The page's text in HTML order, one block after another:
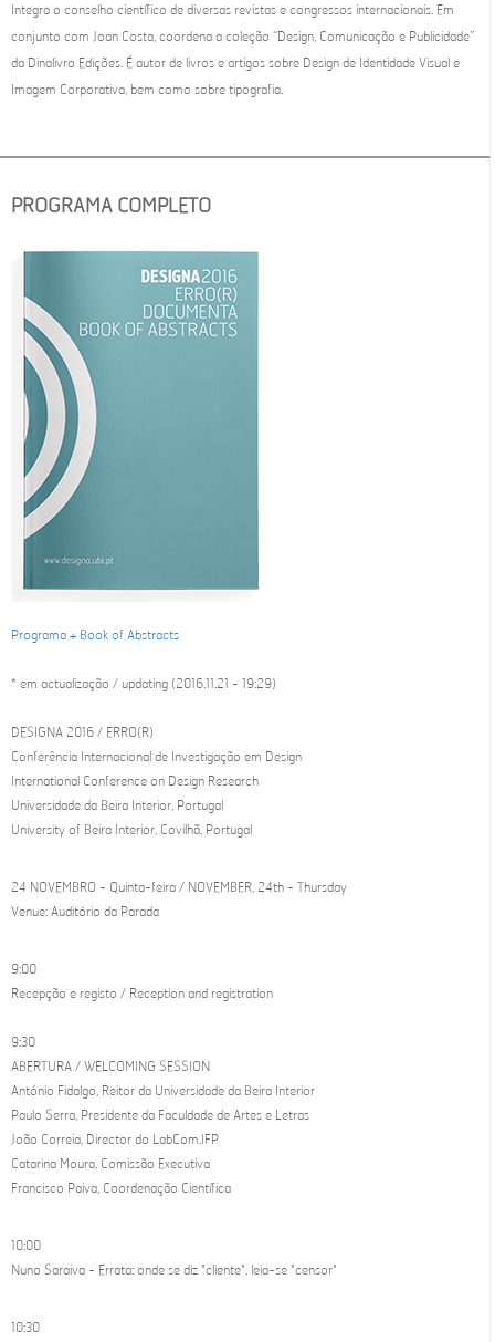
Integra o conselho científico de diversas revistas e congressos internacionais. Em
conjunto com Joan Costa, coordena a coleção “Design, Comunicação e Publicidade”
da Dinalivro Edições. É autor de livros e artigos sobre Design de Identidade Visual e
Imagem Corporativa, bem como sobre tipografia.
PROGRAMA COMPLETO
Programa + Book of Abstracts
* em actualização / updating (2016.11.21 - 19:29)
DESIGNA 2016 / ERRO(R)
Conferência Internacional de Investigação em Design
International Conference on Design Research
Universidade da Beira Interior, Portugal
University of Beira Interior, Covilhã, Portugal
24 NOVEMBRO - Quinta-feira / NOVEMBER, 24th - Thursday
Venue: Auditório da Parada
9:00
Recepção e registo / Reception and registration
9:30
ABERTURA / WELCOMING SESSION
António Fidalgo, Reitor da Universidade da Beira Interior
Paulo Serra, Presidente da Faculdade de Artes e Letras
João Correia, Director do LabCom.IFP
Catarina Moura, Comissão Executiva
Francisco Paiva, Coordenação Científica
10:00
Nuno Saraiva - Errata: onde se diz "cliente", leia-se "censor"
10:30